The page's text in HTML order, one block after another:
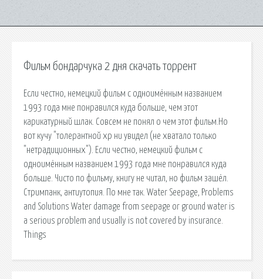
Фильм бондарчука 2 дня скачать торрент
Если честно, немецкий фильм с одноимённым названием
1993 года мне понравился куда больше, чем этот
карикатурный шлак. Совсем не понял о чем этот фильм.Но
вот кучу "толерантной хр ни увидел (не хватало только
"нетрадиционных"). Если честно, немецкий фильм с
одноимённым названием 1993 года мне понравился куда
больше. Чисто по фильму, книгу не читал, но фильм зашёл.
Стримпанк, антиутопия. По мне так. Water Seepage, Problems
and Solutions Water damage from seepage or ground water is
a serious problem and usually is not covered by insurance.
Things